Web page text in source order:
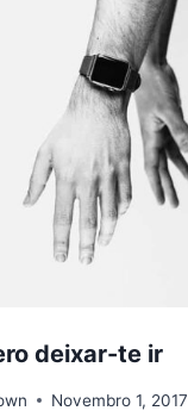
deixar-te ir
Novembro 1, 2017